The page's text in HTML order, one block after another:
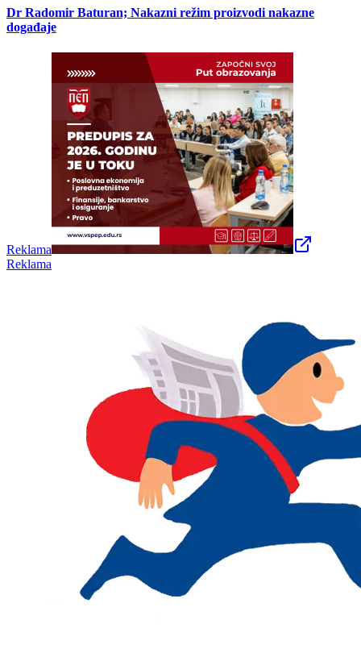
Dr Radomir Baturan; Nakazni režim proizvodi nakazne
događaje
Reklama
Reklama